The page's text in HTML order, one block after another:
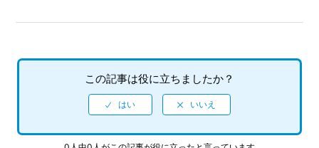
後（クリア後）もプレイ可能でしょうか
【PS5/ソニックオリジンズ・プラス】トロフィーは「ソニッ
クオリジンズ」と共通ですか
この記事は役に立ちましたか？